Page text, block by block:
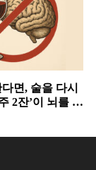
면, 술을 다시
2잔’이 뇌를 줄
더...